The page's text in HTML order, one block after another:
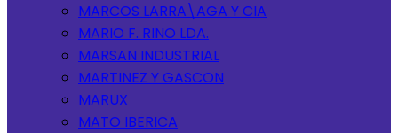
MARCOS LARRA\AGA Y CIA
MARIO F. RINO LDA.
MARSAN INDUSTRIAL
MARTINEZ Y GASCON
MARUX
MATO IBERICA